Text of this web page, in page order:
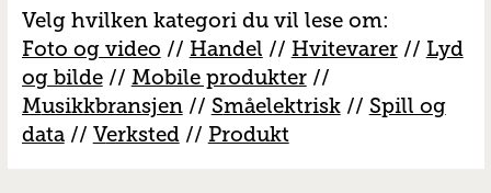
Velg hvilken kategori du vil lese om:
Foto og video // Handel // Hvitevarer// Lyd
og bilde// Mobile produkter//
Musikkbransjen// Småelektrisk// Spill og
data// Verksted// Produkt